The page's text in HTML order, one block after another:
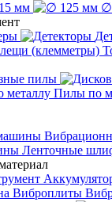
мм
∅
пилы
Пилы по
Ленточные
Виброплиты